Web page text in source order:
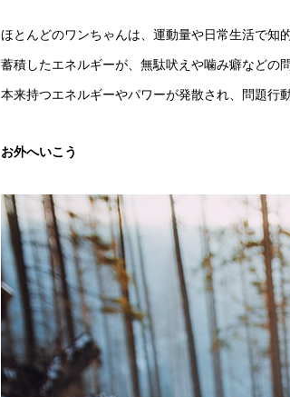
ほとんどのワンちゃんは、運動量や日常生活で知
蓄積したエネルギーが、無駄吠えや噛み癖などの
本来持つエネルギーやパワーが発散され、問題行
お外へいこう